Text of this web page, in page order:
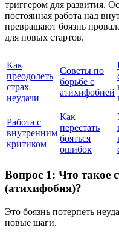
триггером для развития.
постоянная работа над
превращают боязнь
для новых стартов.
Как
преодолеть
страх
неудачи
Советы по
борьбе с
атихифобией
Работа с
внутренним
критиком
Как
перестать
бояться
ошибок
Вопрос 1: Что такое
(атихифобия)?
Это боязнь потерпеть
новые шаги.